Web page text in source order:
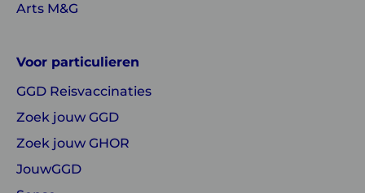
Arts M&G
Voor particulieren
GGD Reisvaccinaties
Zoek jouw GGD
Zoek jouw GHOR
JouwGGD